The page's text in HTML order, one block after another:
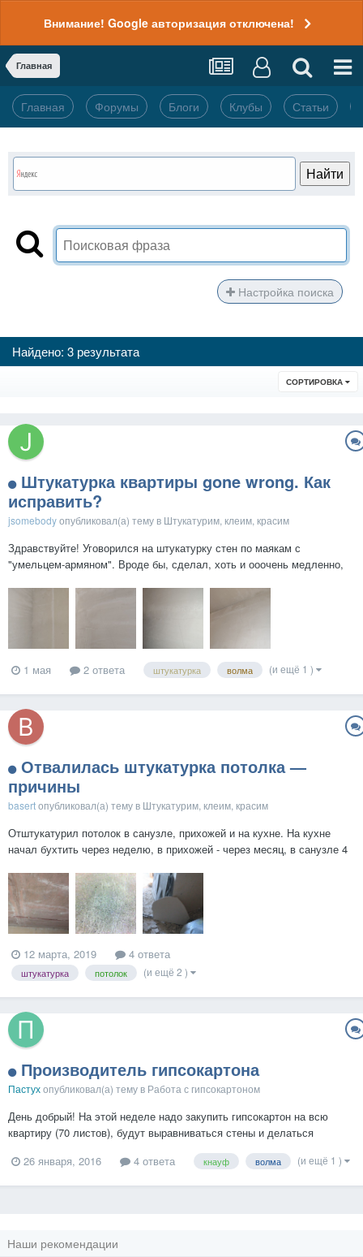
Внимание! Google авторизация отключена!
Главная
Главная Форумы Блоги Клубы Статьи
Настройка поиска
Найдено: 3 результата
СОРТИРОВКА
Штукатурка квартиры gone wrong. Как
исправить?
jsomebodyопубликовал(а) тему в Штукатурим, клеим, красим
Здравствуйте! Уговорился на штукатурку стен по маякам с
"умельцем-армяном". Вроде бы, сделал, хоть и ооочень медленно,
часть из них, действительно, очень-оче...
1 мая 2 ответа штукатурка волма (и ещё 1 )
Отвалилась штукатурка потолка —
причины
basertопубликовал(а) тему в Штукатурим, клеим, красим
Отштукатурил потолок в санузле, прихожей и на кухне. На кухне
начал бухтить через неделю, в прихожей - через месяц, в санузле 4
опытных специалистов, что может быть причиной? Как не повторить
ошибку...
12 марта, 2019 4 ответа
штукатурка потолок (и ещё 2 )
Производитель гипсокартона
Пастухопубликовал(а) тему в Работа с гипсокартоном
День добрый! На этой неделе надо закупить гипсокартон на всю
квартиру (70 листов), будут выравниваться стены и делаться
трех: Кнауф, Волма и Даногипс (питерская и краснодарская
26 января, 2016 4 ответа кнауф волма (и ещё 1 )
Наши рекомендации